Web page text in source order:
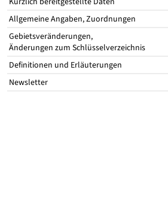
Allgemeine Angaben, Zuordnungen
Gebietsveränderungen,
Änderungen zum Schlüsselverzeichnis
Definitionen und Erläuterungen
Newsletter